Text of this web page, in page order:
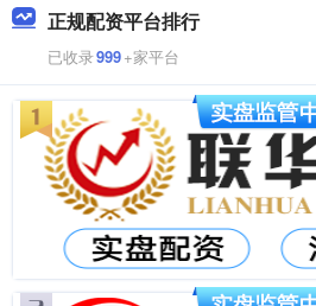
正规配资平台排行
已收录999+家平台